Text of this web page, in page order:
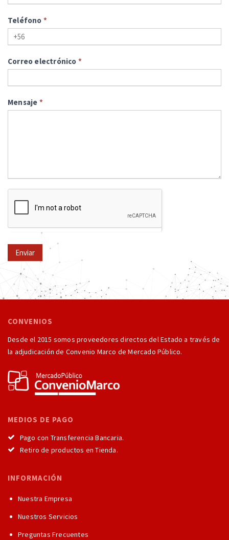
Teléfono *
Correo electrónico *
Mensaje *
Enviar
CONVENIOS
Desde el 2015 somos proveedores directos del Estado a través de
la adjudicación de Convenio Marco de Mercado Público.
MEDIOS DE PAGO
Pago con Transferencia Bancaria.
Retiro de productos en Tienda.
INFORMACIÓN
Nuestra Empresa
Nuestros Servicios
Preguntas Frecuentes